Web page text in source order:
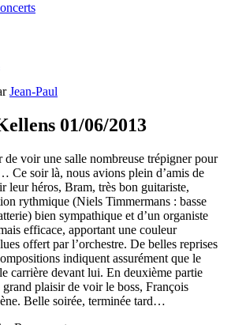
Jean-Paul
01/06/2013
de voir une salle nombreuse trépigner pour
Ce soir là, nous avions plein d’amis de
leur héros, Bram, très bon guitariste,
rythmique (Niels Timmermans : basse
bien sympathique et d’un organiste
efficace, apportant une couleur
offert par l’orchestre. De belles reprises
indiquent assurément que le
carrière devant lui. En deuxième partie
plaisir de voir le boss, François
Belle soirée, terminée tard…